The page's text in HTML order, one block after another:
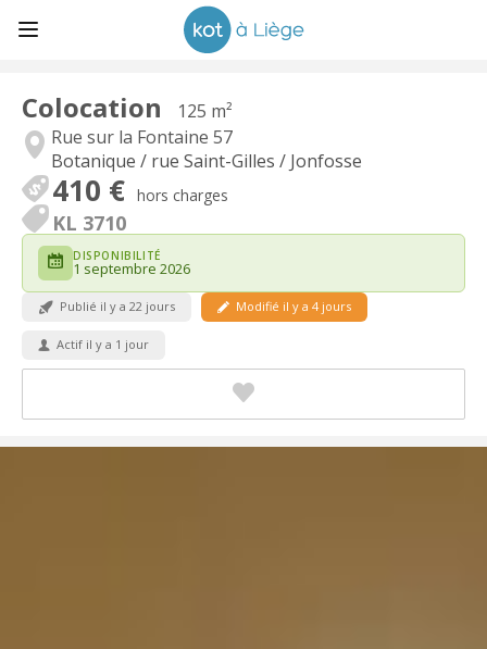
Colocation
125 m²
Rue sur la Fontaine 57
Botanique / rue Saint-Gilles / Jonfosse
410 € hors charges
KL 3710
DISPONIBILITÉ
1 septembre 2026
Publié il y a 22 jours Modifié il y a 4 jours
Actif il y a 1 jour